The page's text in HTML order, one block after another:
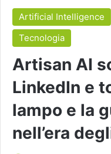
Artificial Intelligence
Tecnologia
Artisan AI
LinkedIn e
lampo e la
nell’era